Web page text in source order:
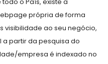
própria de forma
visibilidade ao seu negócio,
partir da pesquisa do
empresa é indexado no